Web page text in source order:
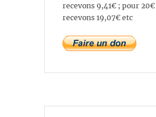
recevons 9,41€ ; pour
recevons 19,07€ etc